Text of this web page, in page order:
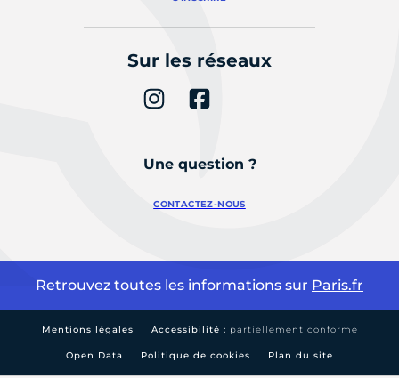
Sur les réseaux
Une question ?
CONTACTEZ-NOUS
Retrouvez toutes les informations sur Paris.fr
Mentions légales Accessibilité : partiellement conforme
Open Data Politique de cookies Plan du site